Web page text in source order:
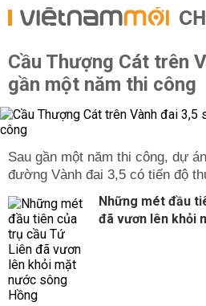
Cầu Thượng Cát trên
gần một năm thi công
Sau gần một năm thi công, dự
đường Vành đai 3,5 có tiến độ
Những mét đầu
đã vươn lên khỏi